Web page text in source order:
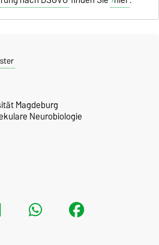
Magdeburg
Neurobiologie